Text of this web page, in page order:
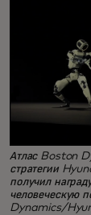
Атлас Boston
стратегии
получил
человеческую
Dynamics/